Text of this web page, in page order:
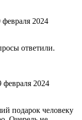
февраля 2024
ответили.
февраля 2024
подарок человеку